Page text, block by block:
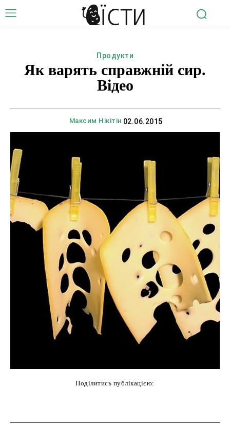
Продукти
Як варять справжній сир.
Відео
Максим Нікітін 02.06.2015
Поділитись публікацією: